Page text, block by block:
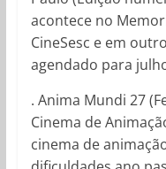
acontece no
CineSesc e em
agendado para
. Anima Mundi 27
Cinema de
cinema de